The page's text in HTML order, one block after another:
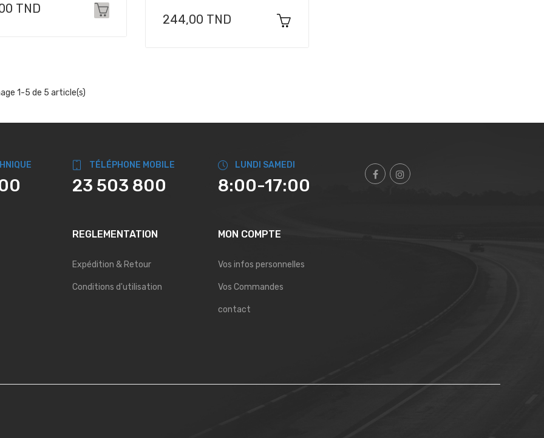
TND
Prix
244,00 TND
1-5 de 5 article(s)
TÉLÉPHONE MOBILE
23 503 800
LUNDI SAMEDI
8:00-17:00
REGLEMENTATION
Expédition & Retour
Conditions d'utilisation
MON COMPTE
Vos infos personnelles
Vos Commandes
contact